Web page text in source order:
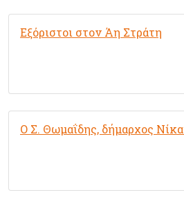
Εξόριστοι στον Άη Στράτη
Ο Σ. Θωμαΐδης, δήμαρχος